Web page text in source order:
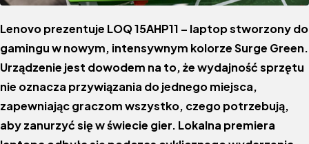
Lenovo prezentuje LOQ 15AHP11 – laptop stworzony do
gamingu w nowym, intensywnym kolorze Surge Green.
Urządzenie jest dowodem na to, że wydajność sprzętu
nie oznacza przywiązania do jednego miejsca,
zapewniając graczom wszystko, czego potrzebują,
aby zanurzyć się w świecie gier. Lokalna premiera